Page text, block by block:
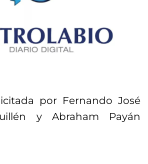
por Fernando José
y Abraham Payán